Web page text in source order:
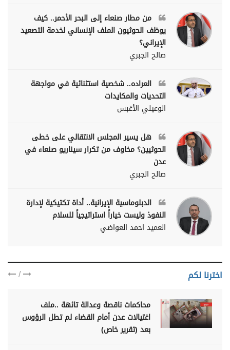
من مطار صنعاء إلى البحر الأحمر.. كيف
يوظف الحوثيون الملف الإنساني لخدمة التصعيد
الإيراني؟
صالح الجبري
العراده.. شخصية استثنائية في مواجهة
التحديات والمكايدات
الوعيلي الأغبس
هل يسير المجلس الانتقالي على خطى
الحوثيين؟ مخاوف من تكرار سيناريو صنعاء في
عدن
صالح الجبري
الدبلوماسية الإيرانية.. أداة تكتيكية لإدارة
النفوذ وليست خياراً استراتيجياً للسلام
العميد احمد العواضي
اخترنا لكم /
محاكمات ناقصة وعدالة تائهة ..ملف
اغتيالات عدن أمام القضاء لم تطل الرؤوس
بعد (تقرير خاص)